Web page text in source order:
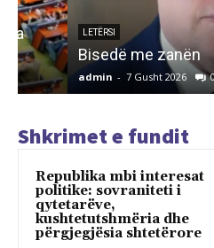
LETËRSI
Bisedë me zanën
admin - 7 Gusht 2026 0
Shkrimet e fundit
Republika mbi interesat
politike: sovraniteti i
qytetarëve,
kushtetutshmëria dhe
përgjegjësia shtetërore